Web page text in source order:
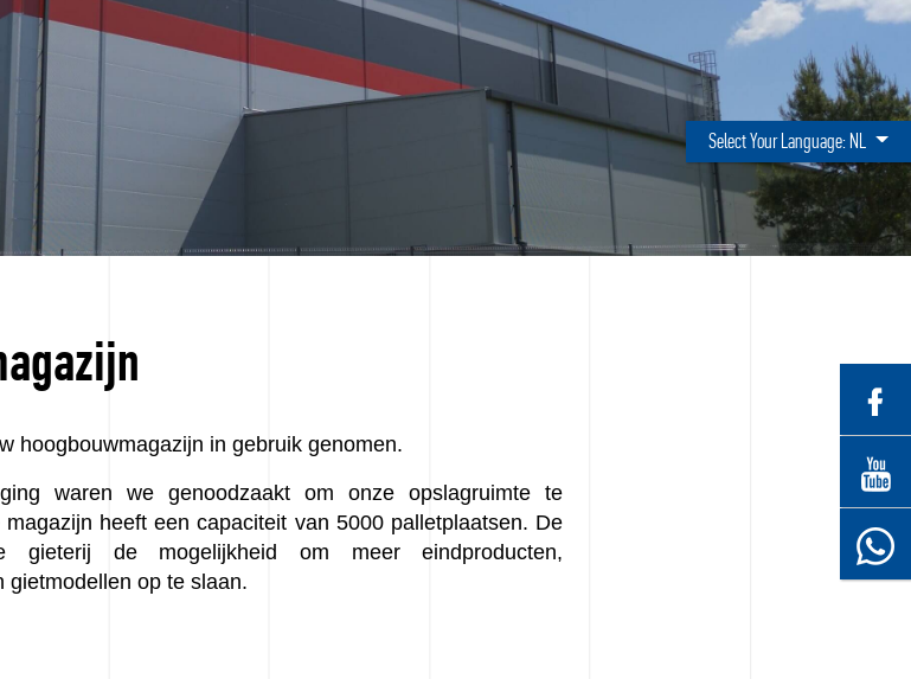
Select Your Language: NL
hoogbouwmagazijn in gebruik genomen.
waren we genoodzaakt om onze opslagruimte te
heeft een capaciteit van 5000 palletplaatsen. De
gieterij de mogelijkheid om meer eindproducten,
gietmodellen op te slaan.